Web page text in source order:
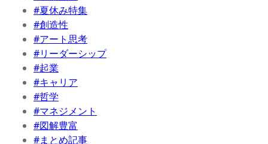
#夏休み特集
#創造性
#アート思考
#リーダーシップ
#起業
#キャリア
#哲学
#マネジメント
#図解豊富
#まとめ記事